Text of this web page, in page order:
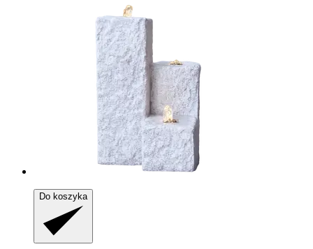
Do koszyka